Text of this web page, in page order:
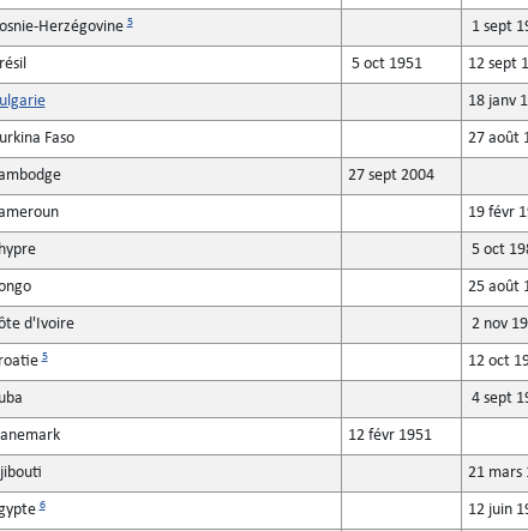
Herzégovine5 1 sept
5 oct 1951 12 sept
18 janv
Faso 27 août
27 sept 2004
19 févr
5 oct
25 août
d'Ivoire 2 nov
5 12 oct
4 sept
12 févr 1951
21 mars
6 12 juin